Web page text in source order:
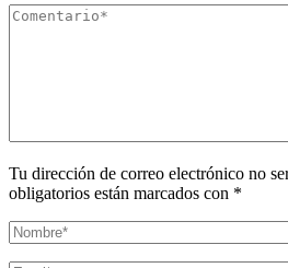
Tu dirección de correo electrónico no
obligatorios están marcados con *